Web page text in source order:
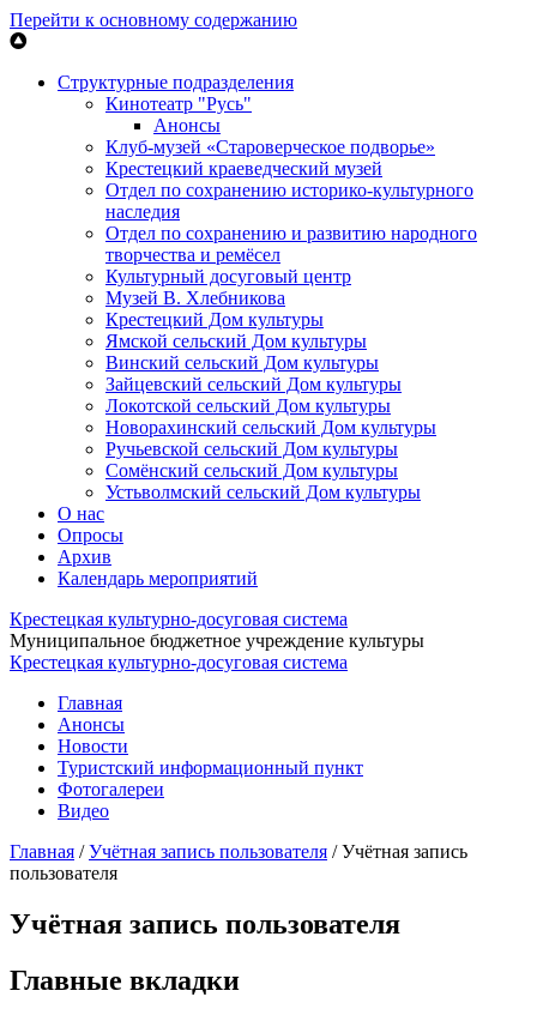
Перейти к основному содержанию
Структурные подразделения
Кинотеатр "Русь"
Анонсы
Клуб-музей «Староверческое подворье»
Крестецкий краеведческий музей
Отдел по сохранению историко-культурного
наследия
Отдел по сохранению и развитию народного
творчества и ремёсел
Культурный досуговый центр
Музей В. Хлебникова
Крестецкий Дом культуры
Ямской сельский Дом культуры
Винский сельский Дом культуры
Зайцевский сельский Дом культуры
Локотской сельский Дом культуры
Новорахинский сельский Дом культуры
Ручьевской сельский Дом культуры
Сомёнский сельский Дом культуры
Устьволмский сельский Дом культуры
О нас
Опросы
Архив
Календарь мероприятий
Крестецкая культурно-досуговая система
Муниципальное бюджетное учреждение культуры
Крестецкая культурно-досуговая система
Главная
Анонсы
Новости
Туристский информационный пункт
Фотогалереи
Видео
Главная /Учётная запись пользователя /Учётная запись
пользователя
Учётная запись пользователя
Главные вкладки